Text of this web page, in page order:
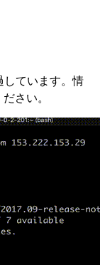
しています。情
さい。